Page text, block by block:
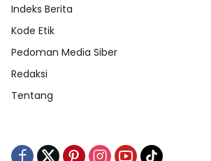
Indeks Berita
Kode Etik
Pedoman Media Siber
Redaksi
Tentang